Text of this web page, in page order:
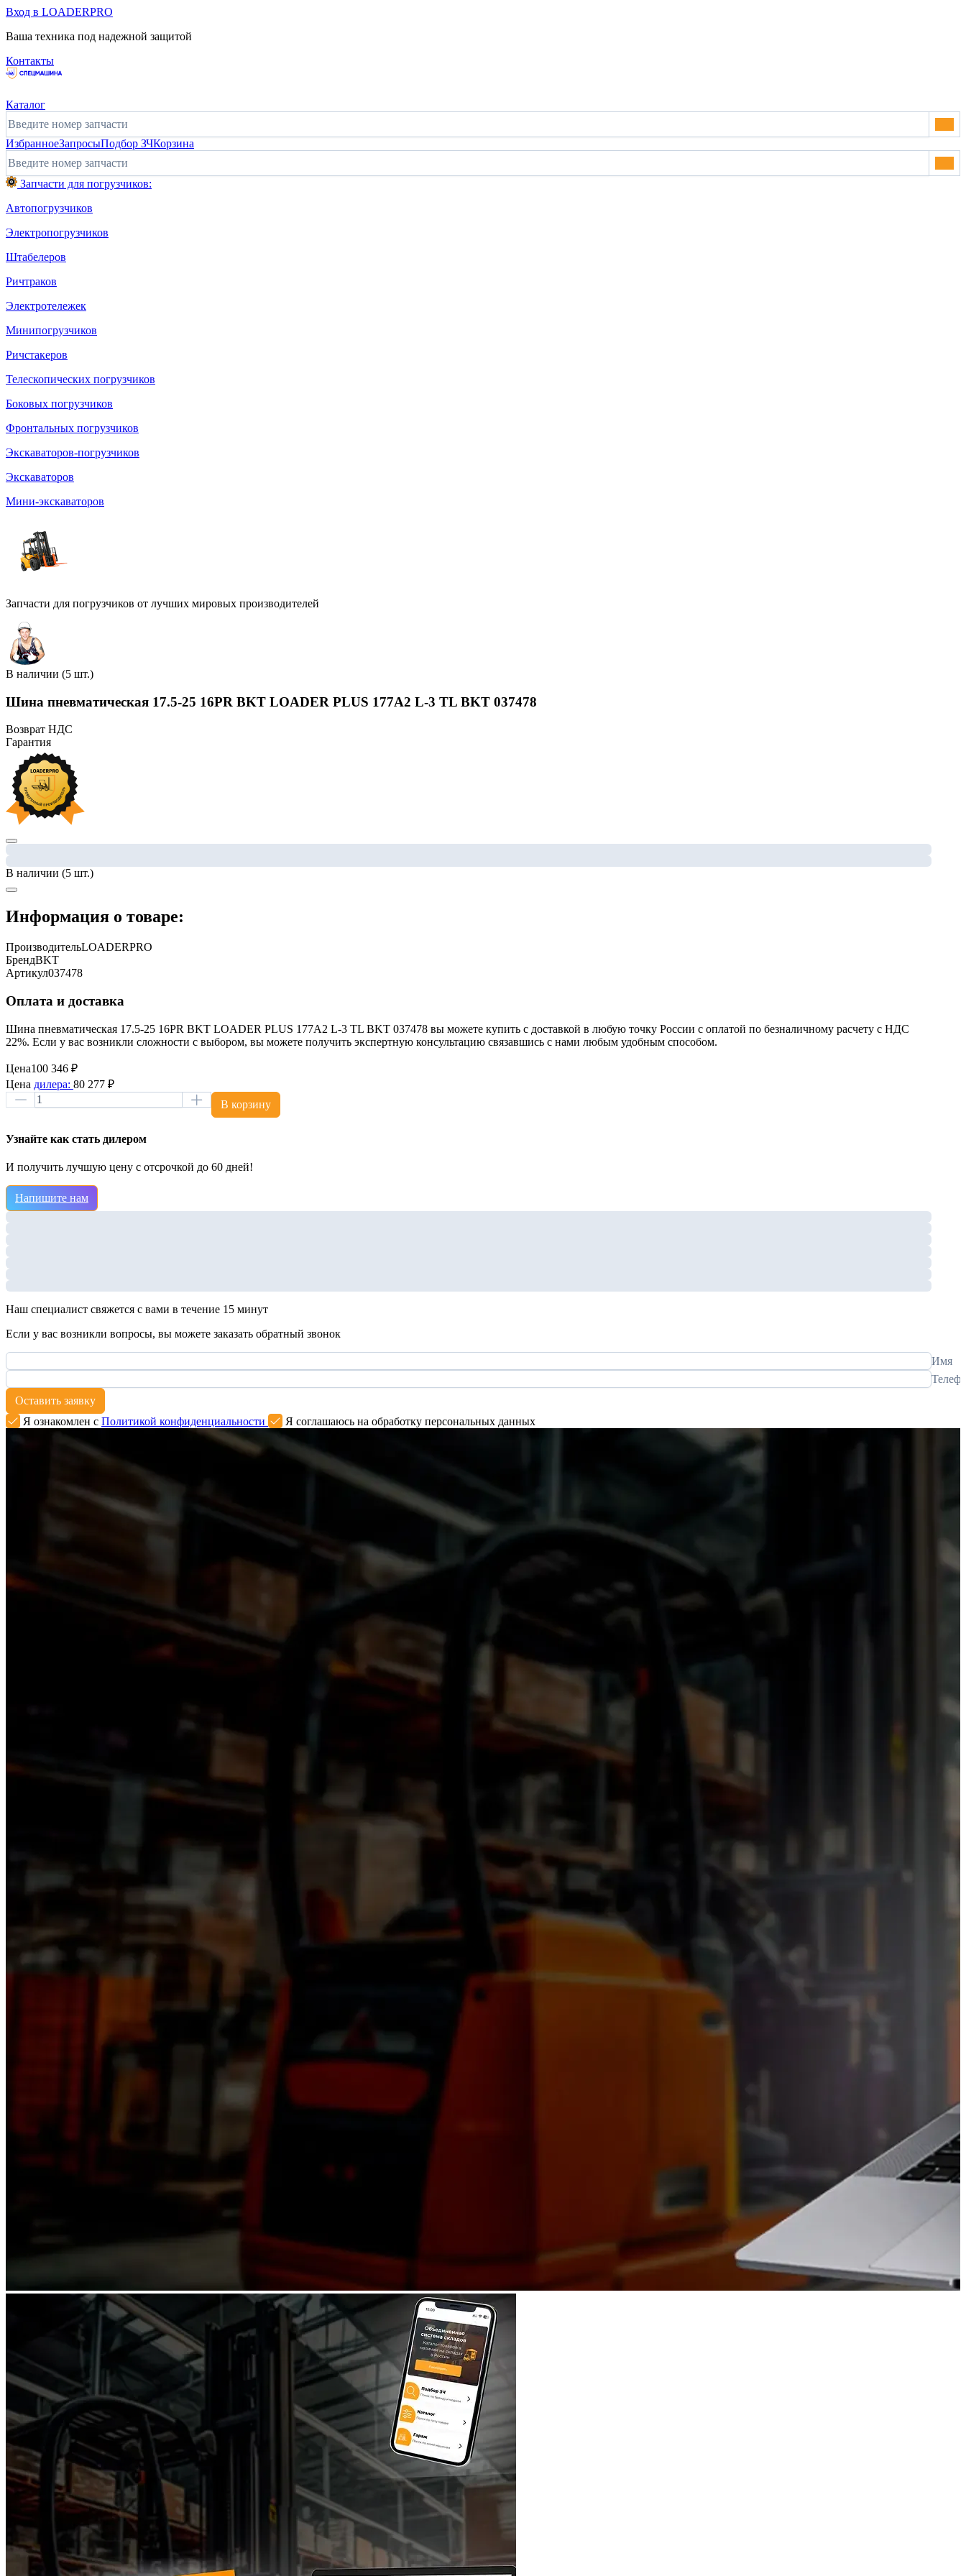
Вход в LOADERPRO
Ваша техника под надежной защитой
Контакты
Каталог
ИзбранноеЗапросыПодбор ЗЧКорзина
Запчасти для погрузчиков:
Автопогрузчиков
Электропогрузчиков
Штабелеров
Ричтраков
Электротележек
Минипогрузчиков
Ричстакеров
Телескопических погрузчиков
Боковых погрузчиков
Фронтальных погрузчиков
Экскаваторов-погрузчиков
Экскаваторов
Мини-экскаваторов
Запчасти для погрузчиков от лучших мировых производителей
В наличии (5 шт.)
Шина пневматическая 17.5-25 16PR BKT LOADER PLUS 177A2 L-3 TL BKT 037478
Возврат НДС
Гарантия
В наличии (5 шт.)
Информация о товаре:
ПроизводительLOADERPRO
БрендBKT
Артикул037478
Оплата и доставка
Шина пневматическая 17.5-25 16PR BKT LOADER PLUS 177A2 L-3 TL BKT 037478 вы можете купить с доставкой в любую точку России с оплатой по безналичному расчету с НДС
22%. Если у вас возникли сложности с выбором, вы можете получить экспертную консультацию связавшись с нами любым удобным способом.
Цена100 346 ₽
Цена дилера: 80 277 ₽
В корзину
Узнайте как стать дилером
И получить лучшую цену с отсрочкой до 60 дней!
Напишите нам
Наш специалист свяжется с вами в течение 15 минут
Если у вас возникли вопросы, вы можете заказать обратный звонок
Имя
Оставить заявку
Я ознакомлен с Политикой конфиденциальности Я соглашаюсь на обработку персональных данных